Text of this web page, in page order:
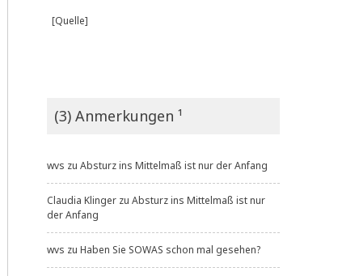
[Quelle]
(3) Anmerkungen ¹
wvs zu Absturz ins Mittelmaß ist nur der Anfang
Claudia Klinger zu Absturz ins Mittelmaß ist nur
der Anfang
wvs zu Haben Sie SOWAS schon mal gesehen?